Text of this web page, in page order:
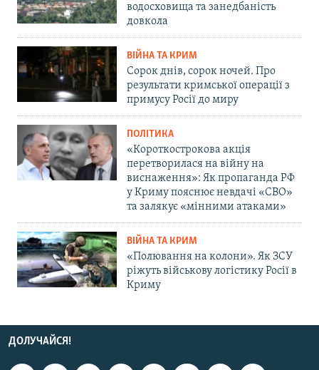
водосховища та занедбаність
довкола
ВІЙНА ТА КРИМ
Сорок днів, сорок ночей. Про
результати кримської операції з
примусу Росії до миру
ПОЛІТИКА
«Короткострокова акція
перетворилася на війну на
виснаження»: Як пропаганда РФ
у Криму пояснює невдачі «СВО»
та залякує «мінними атаками»
ВІЙНА ТА КРИМ
«Полювання на колони». Як ЗСУ
ріжуть військову логістику Росії в
Криму
ДОЛУЧАЙСЯ!